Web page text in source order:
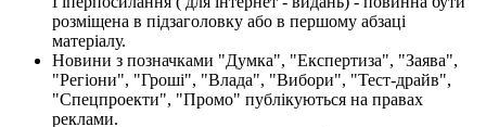
розміщена в підзаголовку або в першому абзаці
матеріалу.
Новини з позначками "Думка", "Експертиза", "Заява",
"Регіони", "Гроші", "Влада", "Вибори", "Тест-драйв",
"Спецпроекти", "Промо" публікуються на правах
реклами.